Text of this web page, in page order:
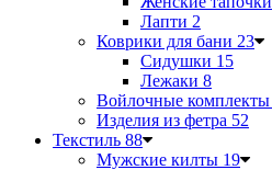
Лапти 2
Коврики для бани 23
Сидушки 15
Лежаки 8
Войлочные комплекты
Изделия из фетра 52
Текстиль 88
Мужские килты 19